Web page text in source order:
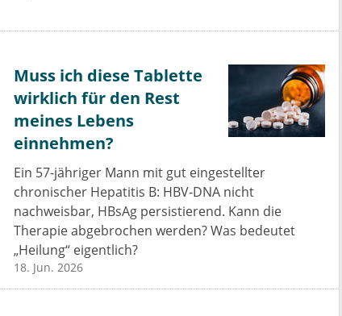
Muss ich diese Tablette
wirklich für den Rest
meines Lebens
einnehmen?
Ein 57-jähriger Mann mit gut eingestellter
chronischer Hepatitis B: HBV-DNA nicht
nachweisbar, HBsAg persistierend. Kann die
Therapie abgebrochen werden? Was bedeutet
„Heilung“ eigentlich?
18. Jun. 2026